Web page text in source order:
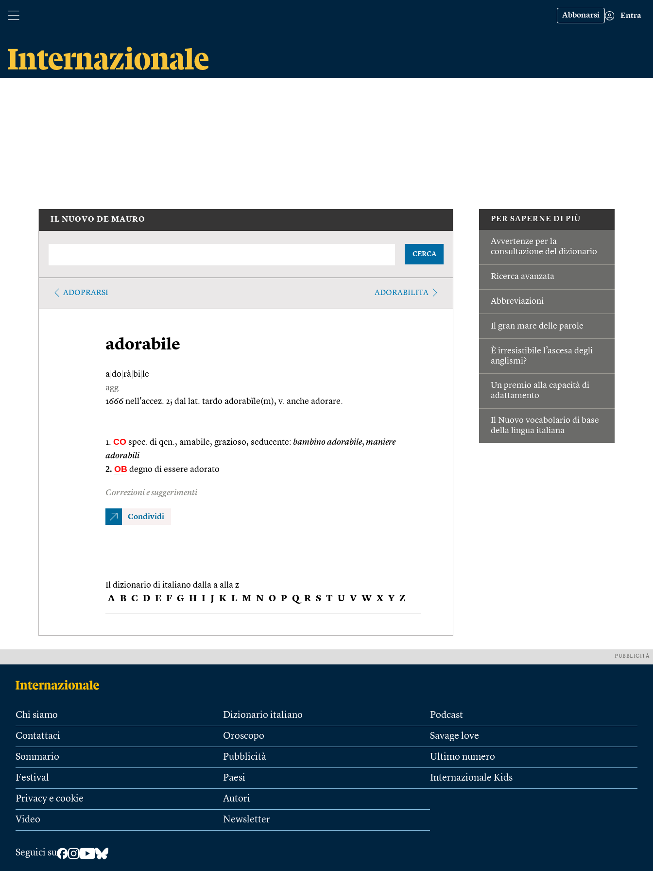
Abbonarsi Entra
PER SAPERNE DI PIÙ
Avvertenze per la
consultazione del dizionario
Ricerca avanzata
Abbreviazioni
Il gran mare delle parole
È irresistibile l’ascesa degli
anglismi?
Un premio alla capacità di
adattamento
Il Nuovo vocabolario di base
della lingua italiana
IL NUOVO DE MAURO
CERCA
ADOPRARSI ADORABILITA
adorabile
a do rà bi le
agg.
1666 nell'accez. 2; dal lat. tardo adorabĭle(m), v. anche adorare.
1. CO spec. di qcn., amabile, grazioso, seducente: bambino adorabile, maniere
adorabili
2. OB degno di essere adorato
Correzioni e suggerimenti
Condividi
Il dizionario di italiano dalla a alla z
A B C D E F G H I J K L M N O P Q R S T U V W X Y Z
PUBBLICITÀ
Chi siamo
Contattaci
Sommario
Festival
Privacy e cookie
Video
Dizionario italiano
Oroscopo
Pubblicità
Paesi
Autori
Newsletter
Podcast
Savage love
Ultimo numero
Internazionale Kids
Seguici su